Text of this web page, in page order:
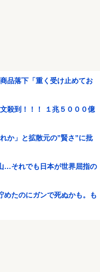
品落下「重く受け止めてお
殺到！！！ １兆５０００億
か」と拡散元の”賢さ”に批
…それでも日本が世界屈指の
めたのにガンで死ぬかも。も